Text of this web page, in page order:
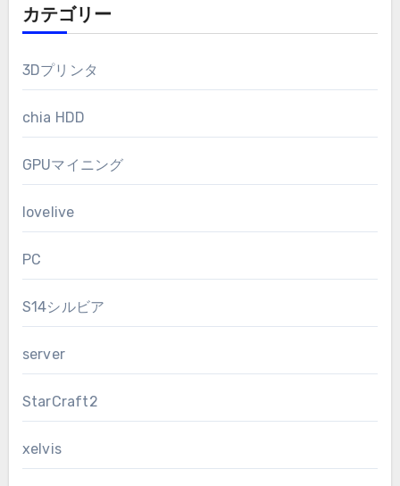
カテゴリー
3Dプリンタ
chia HDD
GPUマイニング
lovelive
PC
S14シルビア
server
StarCraft2
xelvis